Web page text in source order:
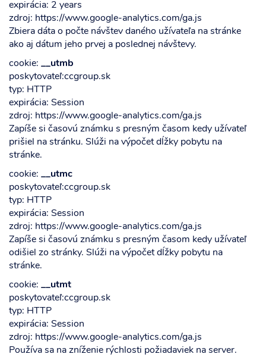
expirácia: 2 years
zdroj: https://www.google-analytics.com/ga.js
Zbiera dáta o počte návštev daného užívateľa na stránke
ako aj dátum jeho prvej a poslednej návštevy.
cookie: __utmb
poskytovateľ:ccgroup.sk
typ: HTTP
expirácia: Session
zdroj: https://www.google-analytics.com/ga.js
Zapíše si časovú známku s presným časom kedy užívateľ
prišiel na stránku. Slúži na výpočet dĺžky pobytu na
stránke.
cookie: __utmc
poskytovateľ:ccgroup.sk
typ: HTTP
expirácia: Session
zdroj: https://www.google-analytics.com/ga.js
Zapíše si časovú známku s presným časom kedy užívateľ
odišiel zo stránky. Slúži na výpočet dĺžky pobytu na
stránke.
cookie: __utmt
poskytovateľ:ccgroup.sk
typ: HTTP
expirácia: Session
zdroj: https://www.google-analytics.com/ga.js
Používa sa na zníženie rýchlosti požiadaviek na server.